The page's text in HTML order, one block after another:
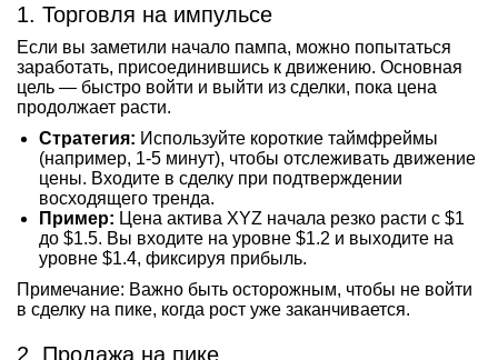
1. Торговля на импульсе
Если вы заметили начало пампа, можно попытаться
заработать, присоединившись к движению. Основная
цель — быстро войти и выйти из сделки, пока цена
продолжает расти.
Стратегия: Используйте короткие таймфреймы
(например, 1-5 минут), чтобы отслеживать движение
цены. Входите в сделку при подтверждении
восходящего тренда.
Пример: Цена актива XYZ начала резко расти с $1
до $1.5. Вы входите на уровне $1.2 и выходите на
уровне $1.4, фиксируя прибыль.
Примечание: Важно быть осторожным, чтобы не войти
в сделку на пике, когда рост уже заканчивается.
2. Продажа на пике